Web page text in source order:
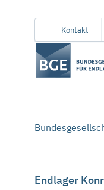
folgenden
InhaltsbereichKontakt
Endlager